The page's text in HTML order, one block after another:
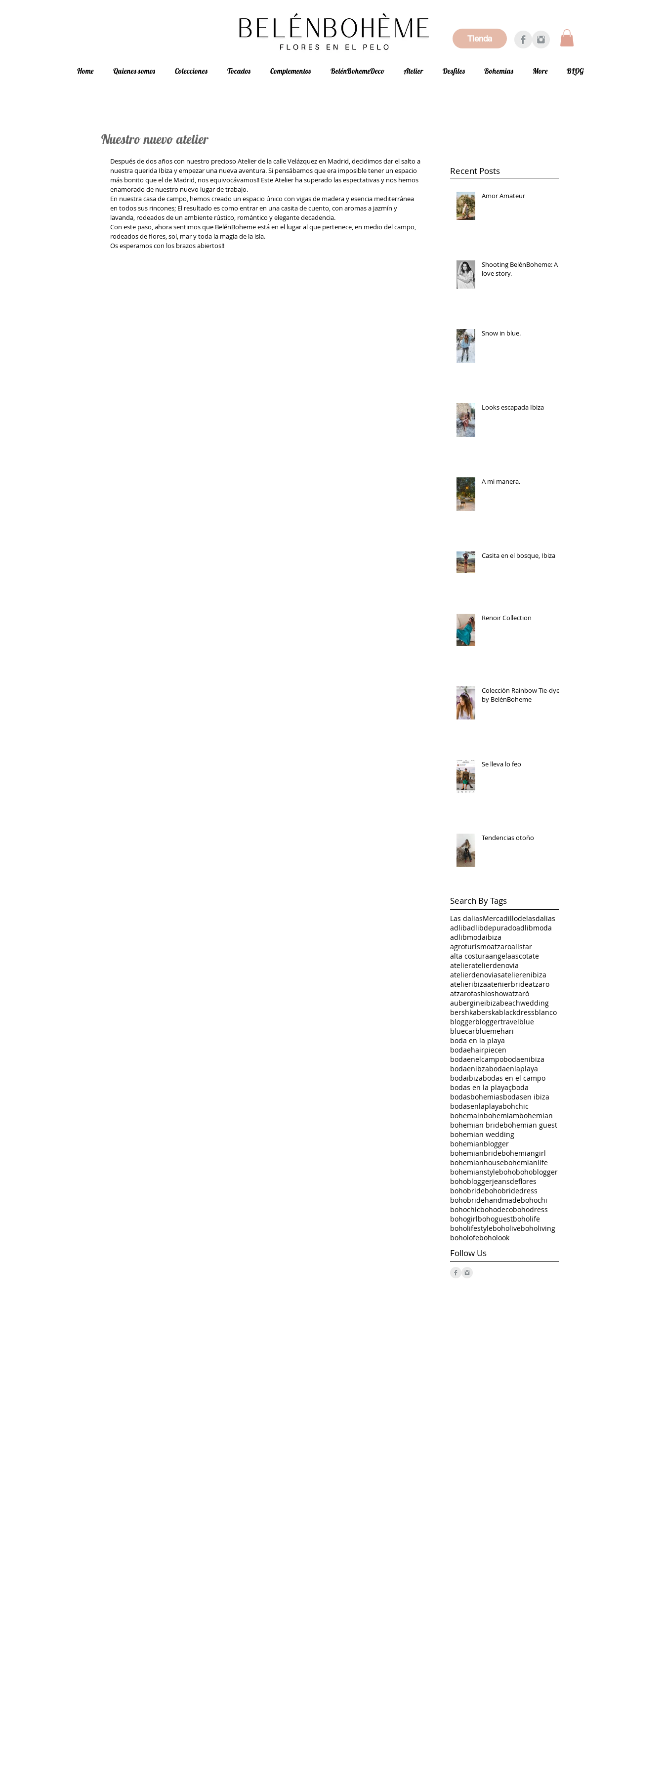
Tienda
Home Quienes somos Colecciones Tocados Complementos BelénBohemeDeco Atelier Desfiles Bohemias More BLOG
Nuestro nuevo atelier
Después de dos años con nuestro precioso Atelier de la calle Velázquez en Madrid, decidimos dar el salto a
nuestra querida Ibiza y empezar una nueva aventura. Si pensábamos que era imposible tener un espacio
más bonito que el de Madrid, nos equivocávamos!! Este Atelier ha superado las espectativas y nos hemos
enamorado de nuestro nuevo lugar de trabajo.
En nuestra casa de campo, hemos creado un espacio único con vigas de madera y esencia mediterránea
en todos sus rincones; El resultado es como entrar en una casita de cuento, con aromas a jazmín y
lavanda, rodeados de un ambiente rústico, romántico y elegante decadencia.
Con este paso, ahora sentimos que BelénBoheme está en el lugar al que pertenece, en medio del campo,
rodeados de flores, sol, mar y toda la magia de la isla.
Os esperamos con los brazos abiertos!!
Recent Posts
Amor Amateur
Shooting BelénBoheme: A
love story.
Snow in blue.
Looks escapada Ibiza
A mi manera.
Casita en el bosque, Ibiza
Renoir Collection
Colección Rainbow Tie-dye
by BelénBoheme
Se lleva lo feo
Tendencias otoño
Search By Tags
Las daliasMercadillodelasdalias
adlibadlibdepuradoadlibmoda
adlibmodaibiza
agroturismoatzaroallstar
alta costuraangelaascotate
atelieratelierdenovia
atelierdenoviasatelierenibiza
atelieribizaateñierbrideatzaro
atzarofashioshowatzaró
aubergineibizabeachwedding
bershkaberskablackdressblanco
bloggerbloggertravelblue
bluecarbluemehari
boda en la playa
bodaehairpiecen
bodaenelcampobodaenibiza
bodaenibzabodaenlaplaya
bodaibizabodas en el campo
bodas en la playaçboda
bodasbohemiasbodasen ibiza
bodasenlaplayabohchic
bohemainbohemiambohemian
bohemian bridebohemian guest
bohemian wedding
bohemianblogger
bohemianbridebohemiangirl
bohemianhousebohemianlife
bohemianstylebohobohoblogger
bohobloggerjeansdeflores
bohobridebohobridedress
bohobridehandmadebohochi
bohochicbohodecobohodress
bohogirlbohoguestboholife
boholifestyleboholiveboholiving
boholofeboholook
Follow Us